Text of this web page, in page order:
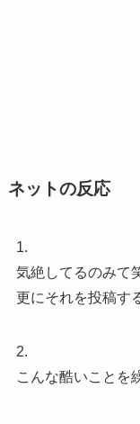
ネットの反応
1.
気絶してるのみて
更にそれを投稿す
2.
こんな酷いことを